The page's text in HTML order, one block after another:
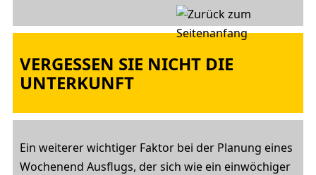
VERGESSEN SIE NICHT DIE
UNTERKUNFT
Ein weiterer wichtiger Faktor bei der Planung eines
Wochenend Ausflugs, der sich wie ein einwöchiger